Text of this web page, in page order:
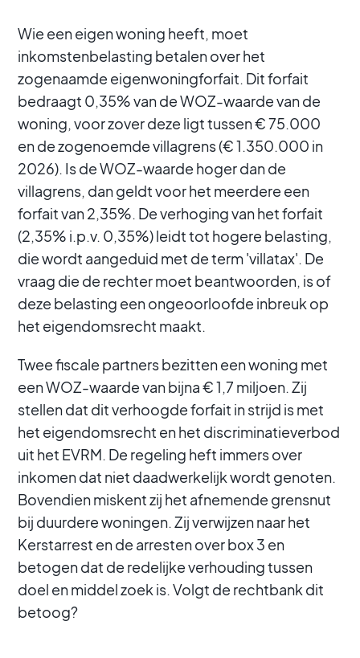
Wie een eigen woning heeft, moet
inkomstenbelasting betalen over het
zogenaamde eigenwoningforfait. Dit forfait
bedraagt 0,35% van de WOZ-waarde van de
woning, voor zover deze ligt tussen € 75.000
en de zogenoemde villagrens (€ 1.350.000 in
2026). Is de WOZ-waarde hoger dan de
villagrens, dan geldt voor het meerdere een
forfait van 2,35%. De verhoging van het forfait
(2,35% i.p.v. 0,35%) leidt tot hogere belasting,
die wordt aangeduid met de term 'villatax'. De
vraag die de rechter moet beantwoorden, is of
deze belasting een ongeoorloofde inbreuk op
het eigendomsrecht maakt.
Twee fiscale partners bezitten een woning met
een WOZ-waarde van bijna € 1,7 miljoen. Zij
stellen dat dit verhoogde forfait in strijd is met
het eigendomsrecht en het discriminatieverbod
uit het EVRM. De regeling heft immers over
inkomen dat niet daadwerkelijk wordt genoten.
Bovendien miskent zij het afnemende grensnut
bij duurdere woningen. Zij verwijzen naar het
Kerstarrest en de arresten over box 3 en
betogen dat de redelijke verhouding tussen
doel en middel zoek is. Volgt de rechtbank dit
betoog?